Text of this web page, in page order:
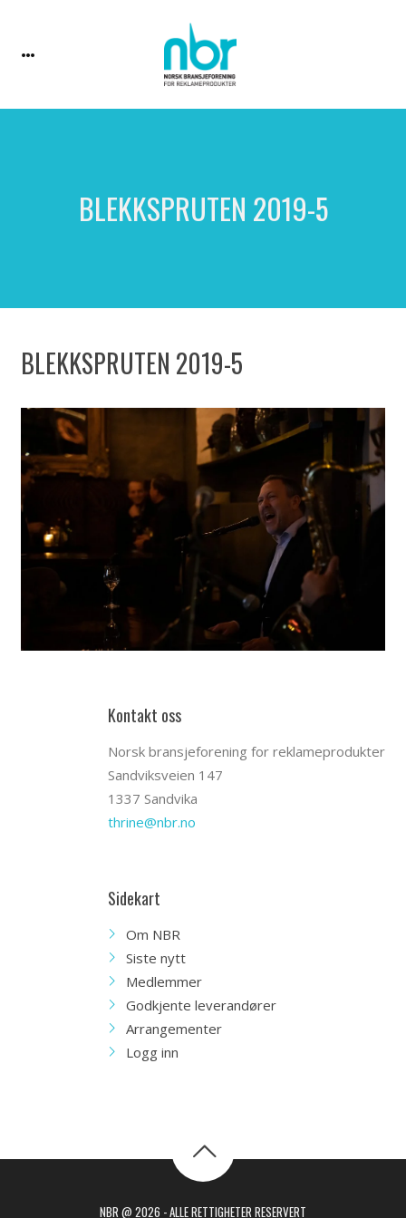
BLEKKSPRUTEN 2019-5
BLEKKSPRUTEN 2019-5
Kontakt oss
Norsk bransjeforening for reklameprodukter
Sandviksveien 147
1337 Sandvika
thrine@nbr.no
Sidekart
Om NBR
Siste nytt
Medlemmer
Godkjente leverandører
Arrangementer
Logg inn
NBR @ 2026 - ALLE RETTIGHETER RESERVERT